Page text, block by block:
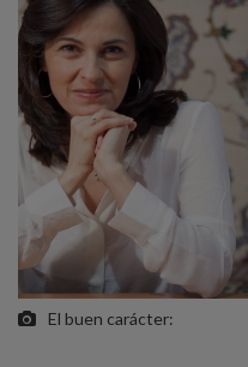
El buen carácter: